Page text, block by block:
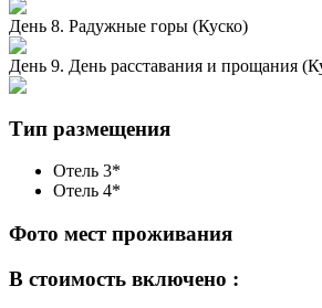
День 8. Радужные горы (Куско)
День 9. День расставания и прощания
Тип размещения
Отель 3*
Отель 4*
Фото мест проживания
В стоимость включено :